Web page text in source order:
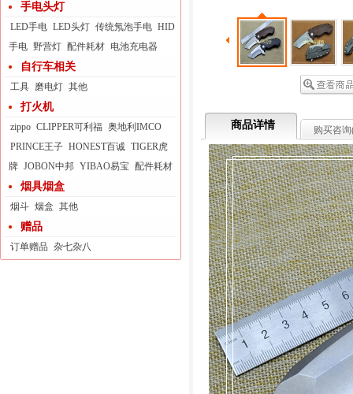
手电头灯
LED手电 LED头灯 传统氖泡手电 HID
手电 野营灯 配件耗材 电池充电器
自行车相关
工具 磨电灯 其他
打火机
zippo CLIPPER可利福 奥地利IMCO
PRINCE王子 HONEST百诚 TIGER虎
牌 JOBON中邦 YIBAO易宝 配件耗材
烟具烟盒
烟斗 烟盒 其他
赠品
订单赠品 杂七杂八
商品详情 购买咨询